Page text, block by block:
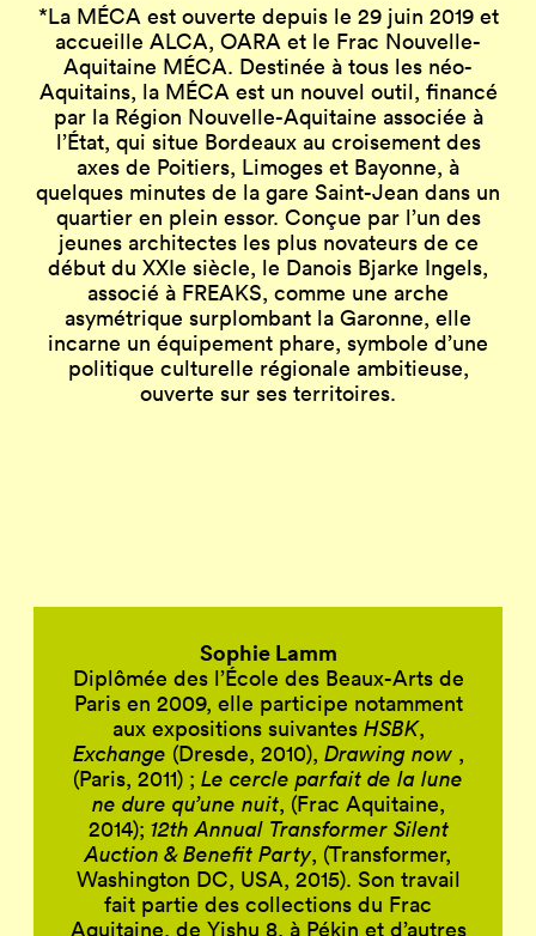
*La MÉCA est ouverte depuis le 29 juin 2019 et
accueille ALCA, OARA et le Frac Nouvelle-
Aquitaine MÉCA. Destinée à tous les néo-
Aquitains, la MÉCA est un nouvel outil, financé
par la Région Nouvelle-Aquitaine associée à
l’État, qui situe Bordeaux au croisement des
axes de Poitiers, Limoges et Bayonne, à
quelques minutes de la gare Saint-Jean dans un
quartier en plein essor. Conçue par l’un des
jeunes architectes les plus novateurs de ce
début du XXIe siècle, le Danois Bjarke Ingels,
associé à FREAKS, comme une arche
asymétrique surplombant la Garonne, elle
incarne un équipement phare, symbole d’une
politique culturelle régionale ambitieuse,
ouverte sur ses territoires.
Sophie Lamm
Diplômée des l’École des Beaux-Arts de
Paris en 2009, elle participe notamment
aux expositions suivantes HSBK,
Exchange (Dresde, 2010), Drawing now ,
(Paris, 2011) ; Le cercle parfait de la lune
ne dure qu’une nuit, (Frac Aquitaine,
2014); 12th Annual Transformer Silent
Auction & Benefit Party, (Transformer,
Washington DC, USA, 2015). Son travail
fait partie des collections du Frac
Aquitaine, de Yishu 8, à Pékin et d’autres